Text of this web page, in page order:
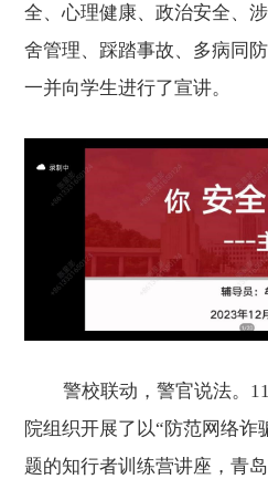
全、心理健康、政治安全、
舍管理、踩踏事故、多病同
一并向学生进行了宣讲。
警校联动，警官说法。
院组织开展了以“防范网络诈
题的知行者训练营讲座，青